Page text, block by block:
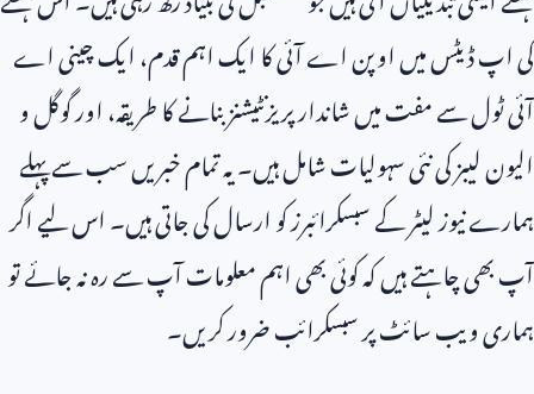
کی اپ ڈیٹس میں اوپن اے آئی کا ایک اہم قدم، ایک چینی اے
آئی ٹول سے مفت میں شاندار پریزنٹیشنز بنانے کا طریقہ، اور گوگل و
الیون لیبز کی نئی سہولیات شامل ہیں۔ یہ تمام خبریں سب سے پہلے
ہمارے نیوز لیٹر کے سبسکرائبرز کو ارسال کی جاتی ہیں۔ اس لیے اگر
آپ بھی چاہتے ہیں کہ کوئی بھی اہم معلومات آپ سے رہ نہ جائے تو
ہماری ویب سائٹ پر سبسکرائب ضرور کریں۔